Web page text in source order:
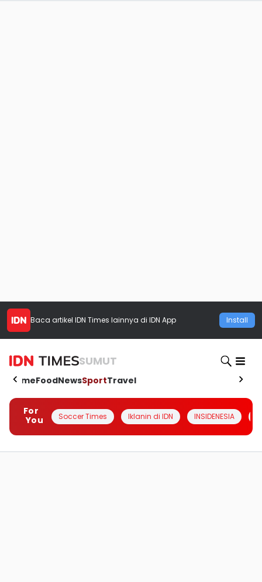
Baca artikel IDN Times lainnya di IDN App Install
SUMUT
HomeFoodNewsSportTravel
For
You
Soccer Times Iklanin di IDN INSIDENESIA